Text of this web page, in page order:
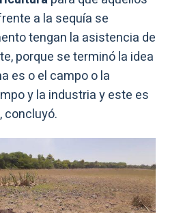
a la sequía se
tengan la asistencia de
porque se terminó la idea
es o el campo o la
y la industria y este es
concluyó.